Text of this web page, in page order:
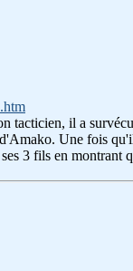
il a
Une fois
3 fils en montrant